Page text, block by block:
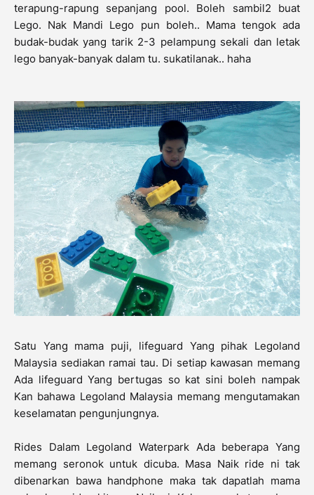
terapung-rapung sepanjang pool. Boleh sambil2 buat
Lego. Nak Mandi Lego pun boleh.. Mama tengok ada
budak-budak yang tarik 2-3 pelampung sekali dan letak
lego banyak-banyak dalam tu. sukatilanak.. haha
Satu Yang mama puji, lifeguard Yang pihak Legoland
Malaysia sediakan ramai tau. Di setiap kawasan memang
Ada lifeguard Yang bertugas so kat sini boleh nampak
Kan bahawa Legoland Malaysia memang mengutamakan
keselamatan pengunjungnya.
Rides Dalam Legoland Waterpark Ada beberapa Yang
memang seronok untuk dicuba. Masa Naik ride ni tak
dibenarkan bawa handphone maka tak dapatlah mama